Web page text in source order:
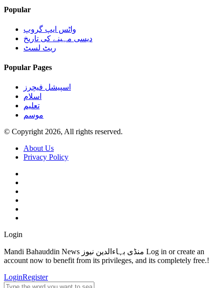
Popular
واٹس ایپ گروپ
دیسی مہینے کی تاریخ
ریٹ لسٹ
Popular Pages
اسپیشل فیچرز
اسلام
تعلیم
موسم
© Copyright 2026, All rights reserved.
About Us
Privacy Policy
Login
Mandi Bahauddin News منڈی بہاءالدین نیوز Log in or create an
account now to benefit from its privileges, and its completely free.!
LoginRegister